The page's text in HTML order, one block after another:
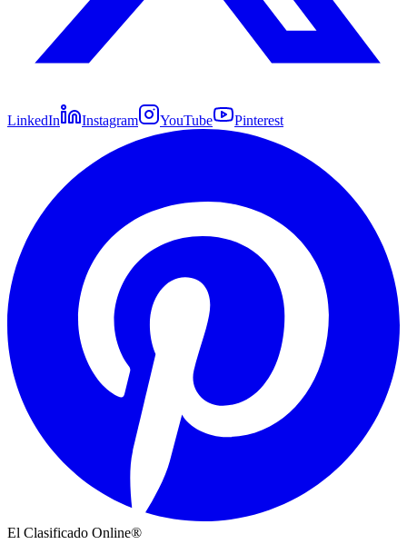
LinkedIn Instagram YouTube Pinterest
El Clasificado Online®